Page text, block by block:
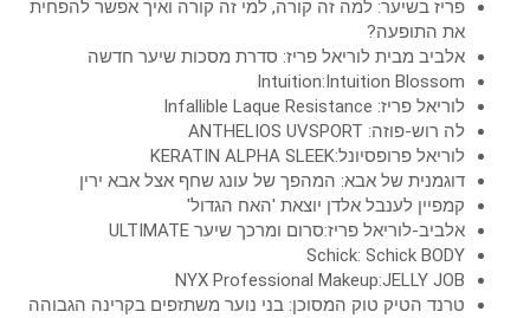
פריז בשיער: למה זה קורה, למי זה קורה ואיך אפשר להפחית
את התופעה?
אלביב מבית לוריאל פריז: סדרת מסכות שיער חדשה
Intuition:Intuition Blossom
לוריאל פריז: Infallible Laque Resistance
לה רוש-פוזה: ANTHELIOS UVSPORT
לוריאל פרופסיונל:KERATIN ALPHA SLEEK
דוגמנית של אבא: המהפך של עונג שחף אצל אבא ירין
קמפיין לענבל אלדן יוצאת 'האח הגדול'
אלביב-לוריאל פריז:סרום ומרכך שיער ULTIMATE
Schick: Schick BODY
NYX Professional Makeup:JELLY JOB
טרנד הטיק טוק המסוכן: בני נוער משתזפים בקרינה הגבוהה